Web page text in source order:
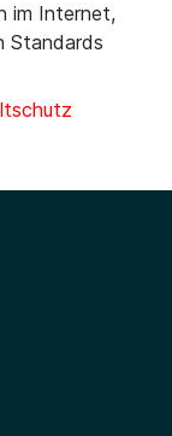
im Internet,
Standards